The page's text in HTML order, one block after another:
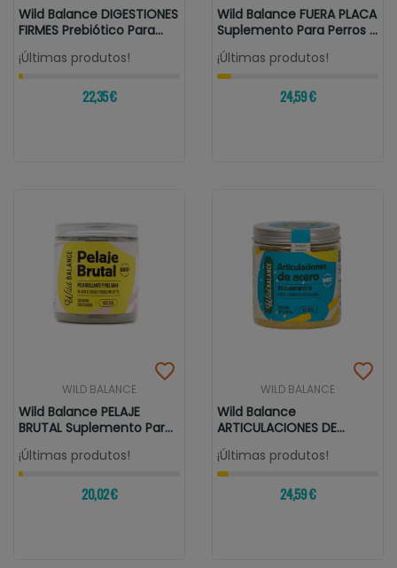
Wild Balance DIGESTIONES
FIRMES Prebiótico Para...
¡Últimas produtos!
22,35 €
Wild Balance FUERA PLACA
Suplemento Para Perros Y
Gatos
¡Últimas produtos!
24,59 €
WILD BALANCE
Wild Balance PELAJE
BRUTAL Suplemento Para
Perros Y...
¡Últimas produtos!
20,02 €
WILD BALANCE
Wild Balance
ARTICULACIONES DE
ACERO Suplemento Para...
¡Últimas produtos!
24,59 €